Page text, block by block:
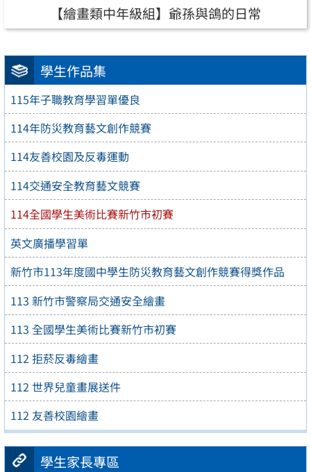
學生作品集
115年子職教育學習單優良
114年防災教育藝文創作競賽
114友善校園及反毒運動
114交通安全教育藝文競賽
114全國學生美術比賽新竹市初賽
英文廣播學習單
新竹市113年度國中學生防災教育藝文創作競賽得獎作品
113 新竹市警察局交通安全繪畫
113 全國學生美術比賽新竹市初賽
112 拒菸反毒繪畫
112 世界兒童畫展送件
112 友善校園繪畫
學生家長專區
【繪畫類中年級組】爺孫與鴿的日常